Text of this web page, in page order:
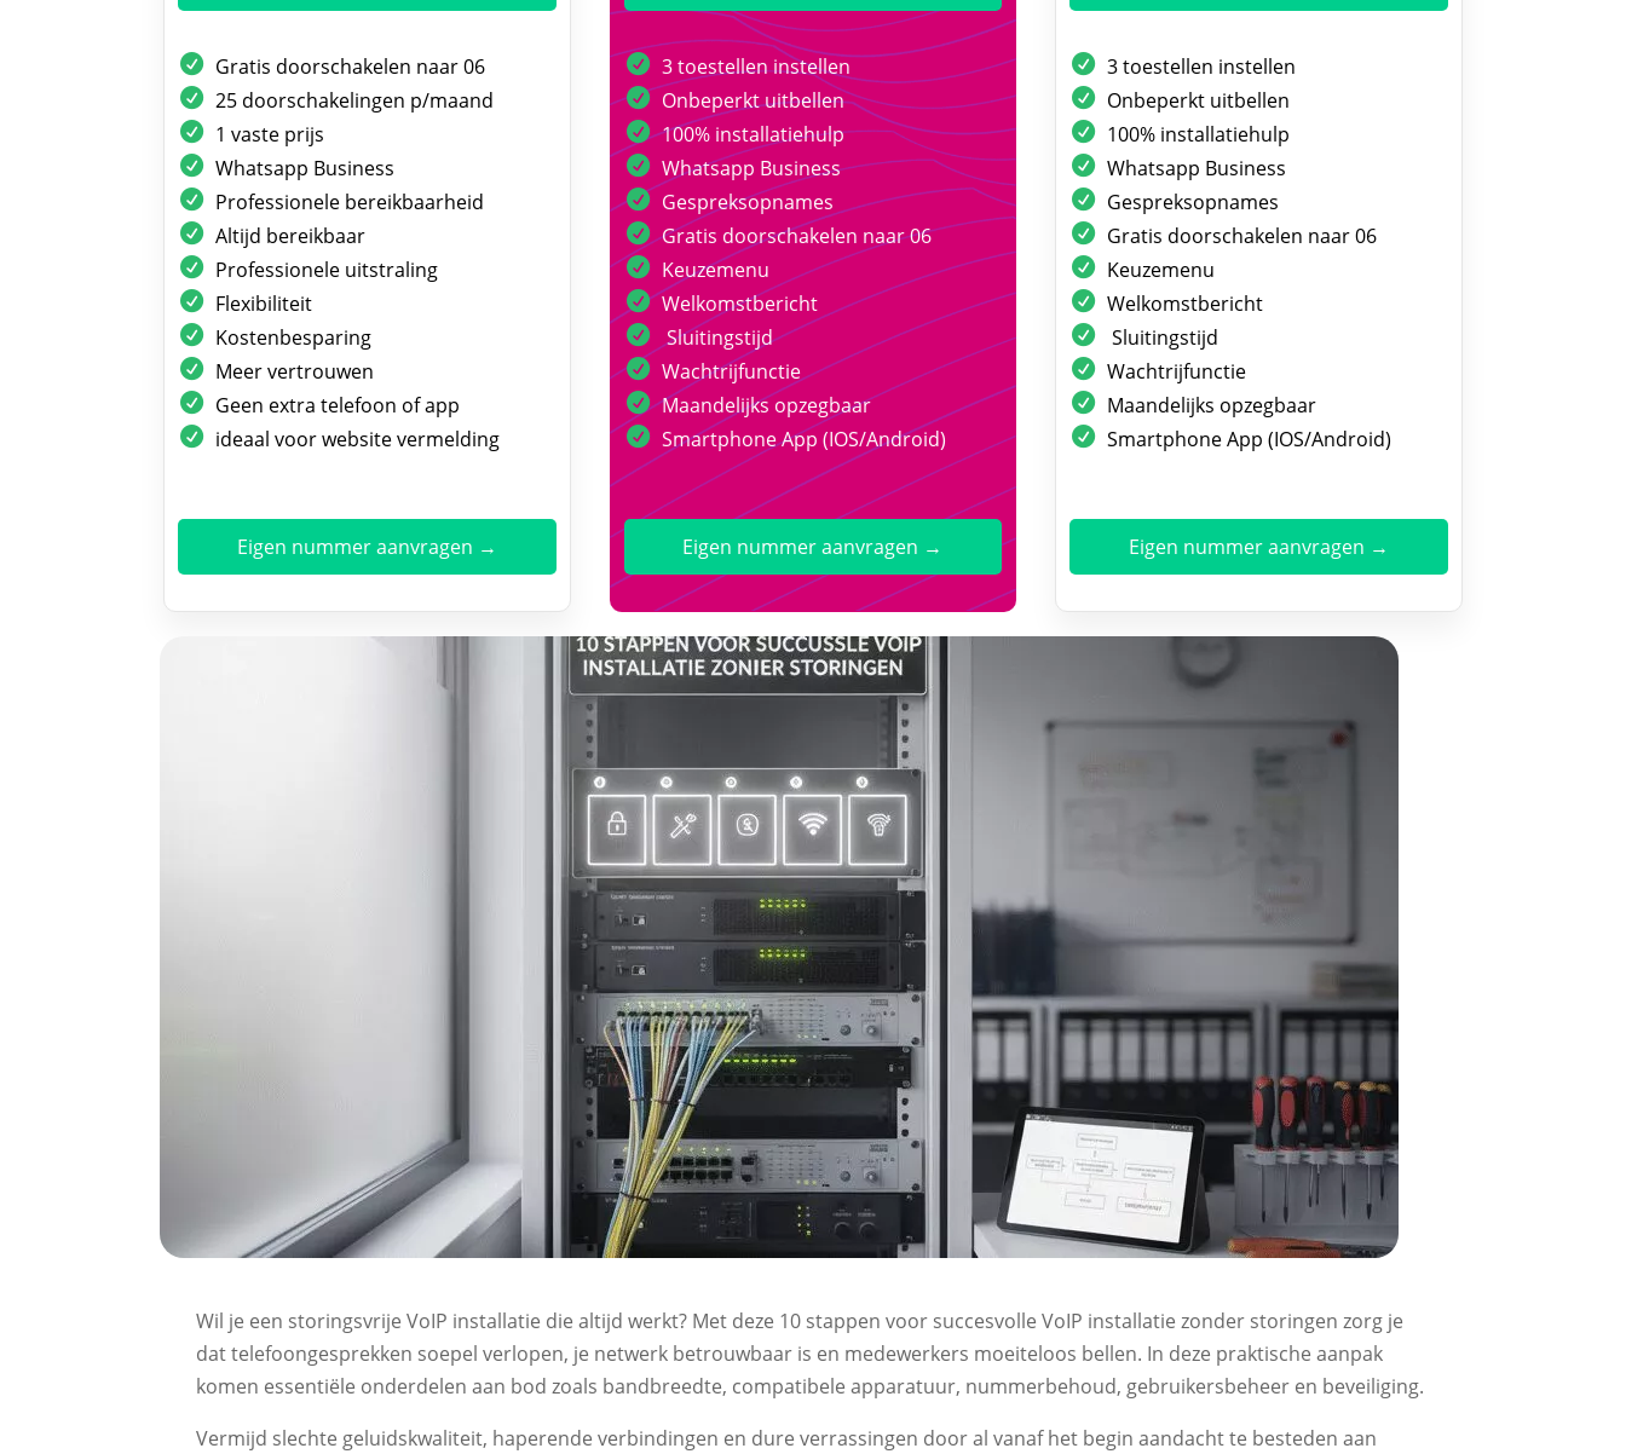
Gratis doorschakelen naar 06
25 doorschakelingen p/maand
1 vaste prijs
Whatsapp Business
Professionele bereikbaarheid
Altijd bereikbaar
Professionele uitstraling
Flexibiliteit
Kostenbesparing
Meer vertrouwen
Geen extra telefoon of app
ideaal voor website vermelding
Eigen nummer aanvragen →
3 toestellen instellen
Onbeperkt uitbellen
100% installatiehulp
Whatsapp Business
Gespreksopnames
Gratis doorschakelen naar 06
Keuzemenu
Welkomstbericht
Sluitingstijd
Wachtrijfunctie
Maandelijks opzegbaar
Smartphone App (IOS/Android)
Eigen nummer aanvragen →
3 toestellen instellen
Onbeperkt uitbellen
100% installatiehulp
Whatsapp Business
Gespreksopnames
Gratis doorschakelen naar 06
Keuzemenu
Welkomstbericht
Sluitingstijd
Wachtrijfunctie
Maandelijks opzegbaar
Smartphone App (IOS/Android)
Eigen nummer aanvragen →
Wil je een storingsvrije VoIP installatie die altijd werkt? Met deze 10 stappen voor succesvolle VoIP installatie zonder storingen zorg je
dat telefoongesprekken soepel verlopen, je netwerk betrouwbaar is en medewerkers moeiteloos bellen. In deze praktische aanpak
komen essentiële onderdelen aan bod zoals bandbreedte, compatibele apparatuur, nummerbehoud, gebruikersbeheer en beveiliging.
Vermijd slechte geluidskwaliteit, haperende verbindingen en dure verrassingen door al vanaf het begin aandacht te besteden aan